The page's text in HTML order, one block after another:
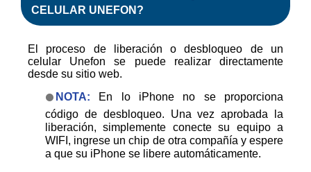
CELULAR UNEFON?
El proceso de liberación o desbloqueo de un
celular Unefon se puede realizar directamente
desde su sitio web.
NOTA: En lo iPhone no se proporciona
código de desbloqueo. Una vez aprobada la
liberación, simplemente conecte su equipo a
WIFI, ingrese un chip de otra compañía y espere
a que su iPhone se libere automáticamente.